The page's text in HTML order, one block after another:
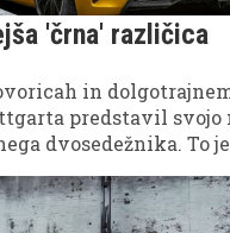
'črna' različica
in
predstavil svojo
dvosedežnika. To
Series'.